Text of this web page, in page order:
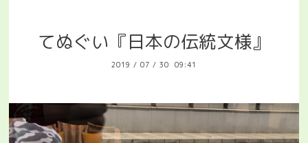
てぬぐい『日本の伝統文様』
2019 / 07 / 30 09:41